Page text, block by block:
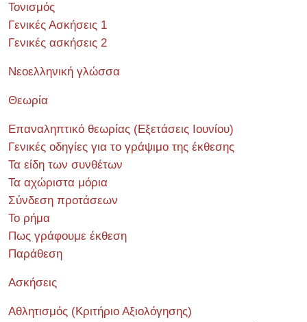
Τονισμός
Γενικές Ασκήσεις 1
Γενικές ασκήσεις 2
Νεοελληνική γλώσσα
Θεωρία
Επαναληπτικό θεωρίας (Εξετάσεις Ιουνίου)
Γενικές οδηγίες για το γράψιμο της έκθεσης
Τα είδη των συνθέτων
Τα αχώριστα μόρια
Σύνδεση προτάσεων
Το ρήμα
Πως γράφουμε έκθεση
Παράθεση
Ασκήσεις
Αθλητισμός (Κριτήριο Αξιολόγησης)